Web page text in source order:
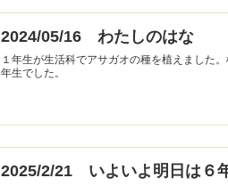
2024/05/16 わたしのはな
１年生が生活科でアサガオの種を植えました
年生でした。
2025/2/21 いよいよ明日は６